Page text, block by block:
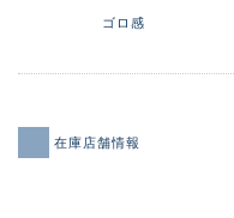
ゴロ感
在庫店舗情報